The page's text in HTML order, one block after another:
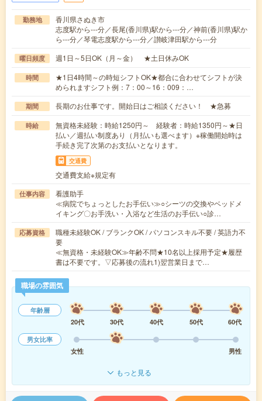
勤務地
香川県さぬき市
志度駅から---分／長尾(香川県)駅から---分／神前(香川県)駅か
ら---分／琴電志度駅から---分／讃岐津田駅から---分
曜日頻度 週1日～5日OK（月～金） ★土日休みOK
時間
★1日4時間～の時短シフトOK★都合に合わせてシフトが決
められますシフト例：7：00～16：009：…
期間 長期のお仕事です。開始日はご相談ください！ ★急募
時給
無資格未経験：時給1250円～ 経験者：時給1350円～★日
払い／週払い制度あり（月払いも選べます）※稼働開始時は
手続き完了次第のお支払いとなります。
交通費
交通費支給※規定有
仕事内容
看護助手
≪病院でちょっとしたお手伝い≫○シーツの交換やベッドメ
イキング〇お手洗い・入浴など生活のお手伝い○診…
応募資格
職種未経験OK / ブランクOK / パソコンスキル不要 / 英語力不
要
≪無資格・未経験OK≫年齢不問★10名以上採用予定★履歴
書は不要です。▽応募後の流れ1)翌営業日まで…
職場の雰囲気
年齢層
20代
30代 40代 50代
60代
男女比率
女性
男性
もっと見る